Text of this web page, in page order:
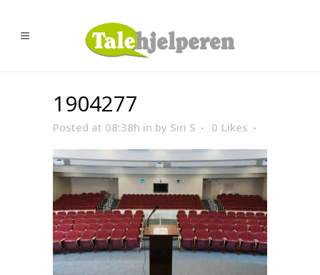
1904277
Posted at 08:38h in by Siri S 0 Likes